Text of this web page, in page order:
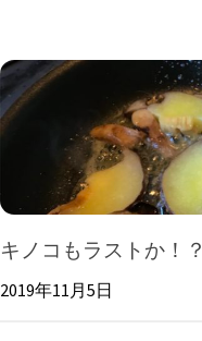
キノコもラストか！？
2019年11月5日